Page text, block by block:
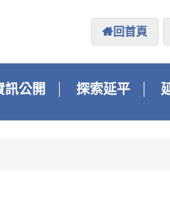
回首頁
訊公開 探索延平